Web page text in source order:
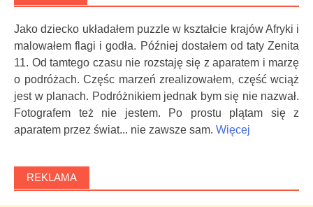
Jako dziecko układałem puzzle w kształcie krajów Afryki i
malowałem flagi i godła. Później dostałem od taty Zenita
11. Od tamtego czasu nie rozstaję się z aparatem i marzę
o podróżach. Częśc marzeń zrealizowałem, część wciąż
jest w planach. Podróżnikiem jednak bym się nie nazwał.
Fotografem też nie jestem. Po prostu plątam się z
aparatem przez świat... nie zawsze sam. Więcej
REKLAMA